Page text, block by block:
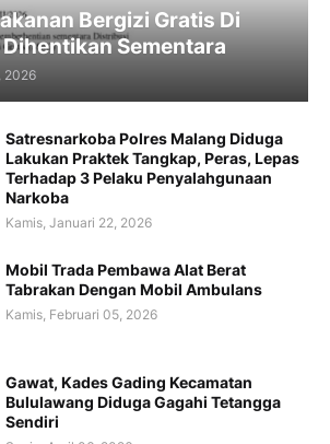
Bergizi Gratis Di
Sementara
2026
Satresnarkoba Polres Malang Diduga
Lakukan Praktek Tangkap, Peras, Lepas
Terhadap 3 Pelaku Penyalahgunaan
Narkoba
Kamis, Januari 22, 2026
Mobil Trada Pembawa Alat Berat
Tabrakan Dengan Mobil Ambulans
Kamis, Februari 05, 2026
Gawat, Kades Gading Kecamatan
Bululawang Diduga Gagahi Tetangga
Sendiri